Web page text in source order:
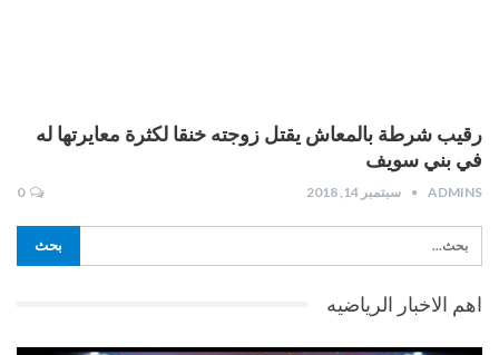
رقيب شرطة بالمعاش يقتل زوجته خنقا لكثرة معايرتها له
في بني سويف
ADMINS سبتمبر 14, 2018 0
اهم الاخبار الرياضيه